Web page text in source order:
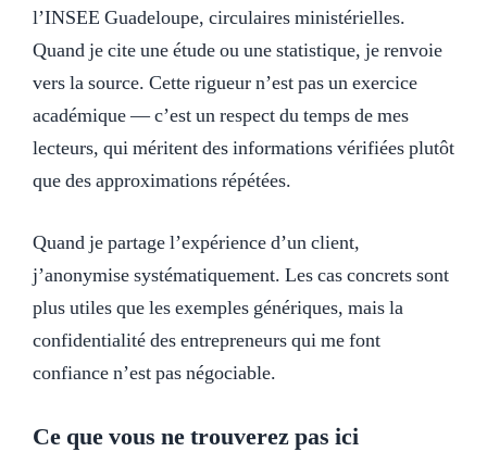
l’INSEE Guadeloupe, circulaires ministérielles.
Quand je cite une étude ou une statistique, je renvoie
vers la source. Cette rigueur n’est pas un exercice
académique — c’est un respect du temps de mes
lecteurs, qui méritent des informations vérifiées plutôt
que des approximations répétées.
Quand je partage l’expérience d’un client,
j’anonymise systématiquement. Les cas concrets sont
plus utiles que les exemples génériques, mais la
confidentialité des entrepreneurs qui me font
confiance n’est pas négociable.
Ce que vous ne trouverez pas ici